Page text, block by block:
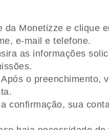
da Monetizze e clique
e-mail e telefone.
as informações
Após o preenchimento,
confirmação, sua